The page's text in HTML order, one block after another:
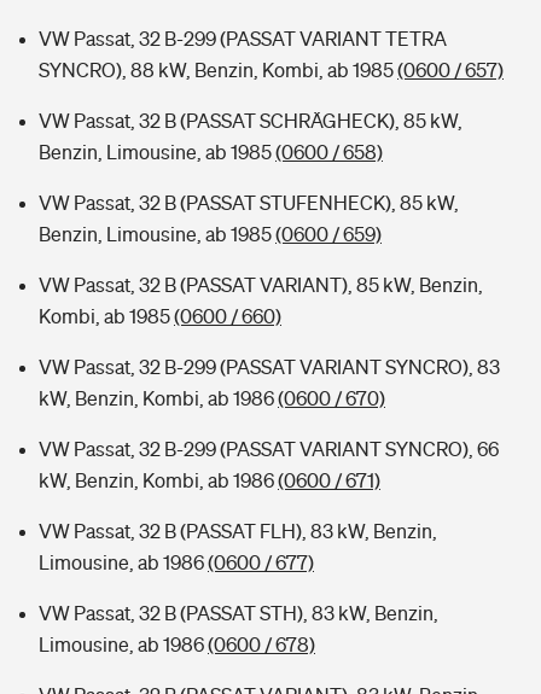
VW Passat, 32 B-299 (PASSAT VARIANT TETRA
SYNCRO), 88 kW, Benzin, Kombi, ab 1985(0600 / 657)
VW Passat, 32 B (PASSAT SCHRÄGHECK), 85 kW,
Benzin, Limousine, ab 1985(0600 / 658)
VW Passat, 32 B (PASSAT STUFENHECK), 85 kW,
Benzin, Limousine, ab 1985(0600 / 659)
VW Passat, 32 B (PASSAT VARIANT), 85 kW, Benzin,
Kombi, ab 1985(0600 / 660)
VW Passat, 32 B-299 (PASSAT VARIANT SYNCRO), 83
kW, Benzin, Kombi, ab 1986(0600 / 670)
VW Passat, 32 B-299 (PASSAT VARIANT SYNCRO), 66
kW, Benzin, Kombi, ab 1986(0600 / 671)
VW Passat, 32 B (PASSAT FLH), 83 kW, Benzin,
Limousine, ab 1986(0600 / 677)
VW Passat, 32 B (PASSAT STH), 83 kW, Benzin,
Limousine, ab 1986(0600 / 678)